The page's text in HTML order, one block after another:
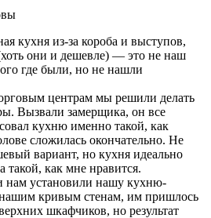
кухня из-за короба и выступов,
они и дешевле) — это не наш
где были, но не нашли
центрам мы решили делать
Вызвали замерщика, он все
кухню именно такой, как
сложилась окончательно. Не
вариант, но кухня идеально
такой, как мне нравится.
нам установили нашу кухню-
нашим кривым стенам, им пришлось
шкафчиков, но результат